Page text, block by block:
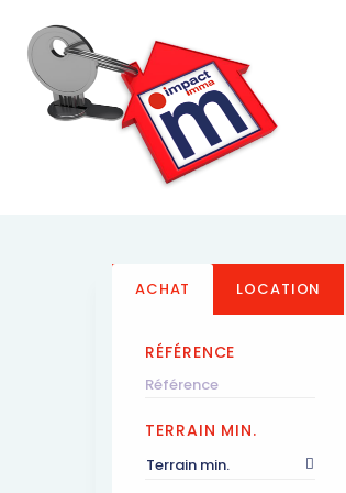
ACHAT LOCATION
RÉFÉRENCE
TERRAIN MIN.
Terrain min.